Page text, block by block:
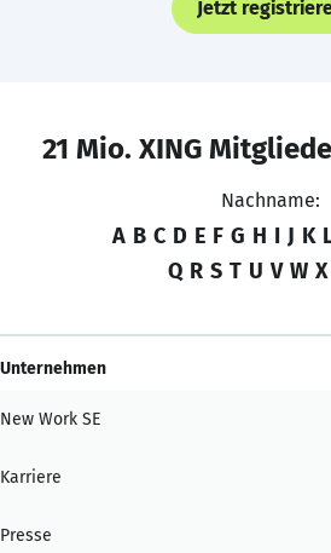
Jetzt
21 Mio. XING
Nachname:
A B C D E F G H I J K
Q R S T U V W X
Unternehmen
New Work SE
Karriere
Presse